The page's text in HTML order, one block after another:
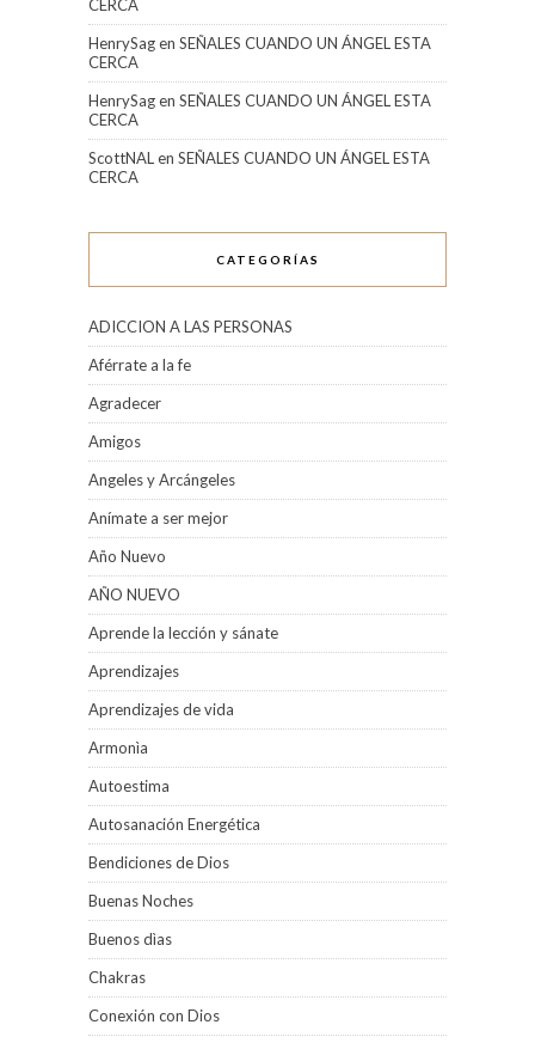
CERCA
HenrySagen SEÑALES CUANDO UN ÁNGEL ESTA
CERCA
HenrySagen SEÑALES CUANDO UN ÁNGEL ESTA
CERCA
ScottNALen SEÑALES CUANDO UN ÁNGEL ESTA
CERCA
CATEGORÍAS
ADICCION A LAS PERSONAS
Aférrate a la fe
Agradecer
Amigos
Angeles y Arcángeles
Anímate a ser mejor
Año Nuevo
AÑO NUEVO
Aprende la lección y sánate
Aprendizajes
Aprendizajes de vida
Armonìa
Autoestima
Autosanación Energética
Bendiciones de Dios
Buenas Noches
Buenos dìas
Chakras
Conexión con Dios